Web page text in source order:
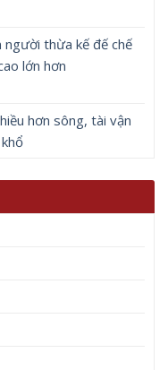
thừa kế đế chế
lớn hơn
hơn sông, tài vận